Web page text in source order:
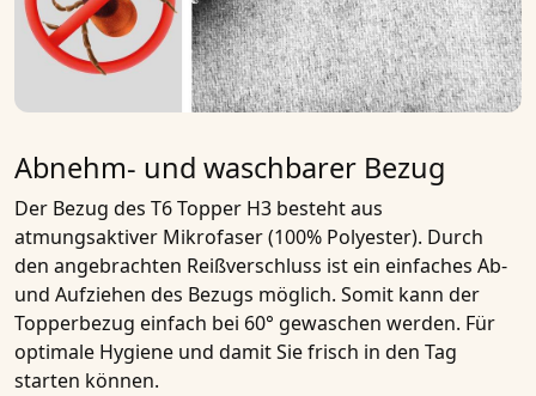
Abnehm- und waschbarer Bezug
Der Bezug des T6 Topper H3 besteht aus
atmungsaktiver Mikrofaser(100% Polyester). Durch
den angebrachten Reißverschluss ist ein einfaches Ab-
und Aufziehen des Bezugs möglich. Somit kann der
Topperbezug einfach bei 60° gewaschen werden. Für
optimale Hygiene und damit Sie frisch in den Tag
starten können.